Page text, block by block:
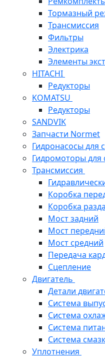
Тормазный
Трансмиссия
Фильтры
Электрика
Элементы
HITACHI
Редукторы
KOMATSU
Редукторы
SANDVIK
Запчасти Normet
Гидронасосы для
Гидромоторы для
Трансмиссия
Коробка
Коробка
Мост задний
Мост
Мост средний
Передача
Сцепление
Двигатель
Детали
Система
Система
Система
Система
Уплотнения